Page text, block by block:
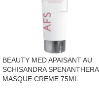
BEAUTY MED APAISANT AU
SCHISANDRA SPENANTHERA
MASQUE CREME 75ML